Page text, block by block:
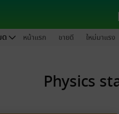
หน้าแรก ขายดี ใหม่มาแรง
Physics